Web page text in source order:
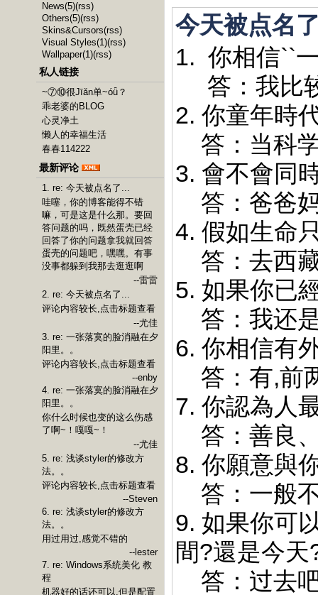
News(5)(rss)
Others(5)(rss)
Skins&Cursors(rss)
Visual Styles(1)(rss)
Wallpaper(1)(rss)
私人链接
~⑦⑩很Jīǎn单~óǖ？
乖老婆的BLOG
心灵净土
懒人的幸福生活
春春114222
最新评论
1. re: 今天被点名了...
哇噻，你的博客能得不错
嘛，可是这是什么那。要回
答问题的吗，既然蛋壳已经
回答了你的问题拿我就回答
蛋壳的问题吧，嘿嘿。有事
没事都躲到我那去逛逛啊
--雷雷
2. re: 今天被点名了...
评论内容较长,点击标题查看
--尤佳
3. re: 一张落寞的脸消融在夕
阳里。。
评论内容较长,点击标题查看
--enby
4. re: 一张落寞的脸消融在夕
阳里。。
你什么时候也变的这么伤感
了啊~！嘎嘎~！
--尤佳
5. re: 浅谈styler的修改方
法。。
评论内容较长,点击标题查看
--Steven
6. re: 浅谈styler的修改方
法。。
用过用过,感觉不错的
--lester
7. re: Windows系统美化 教
程
机器好的话还可以,但是配置
今天被点名
1. 你相信``
答：我比
2. 你童年時
答：当科
3. 會不會同
答：爸爸
4. 假如生命
答：去西
5. 如果你已
答：我还
6. 你相信有
答：有,前
7. 你認為人
答：善良
8. 你願意與
答：一般
9. 如果你可
間?還是今天
答：过去